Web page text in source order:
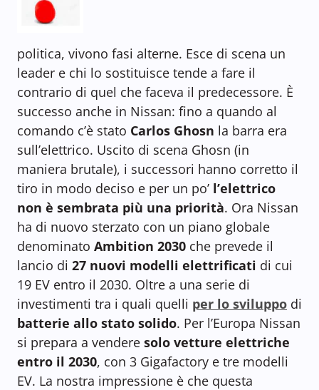
politica, vivono fasi alterne. Esce di scena un
leader e chi lo sostituisce tende a fare il
contrario di quel che faceva il predecessore. È
successo anche in Nissan: fino a quando al
comando c’è stato Carlos Ghosn la barra era
sull’elettrico. Uscito di scena Ghosn (in
maniera brutale), i successori hanno corretto il
tiro in modo deciso e per un po’ l’elettrico
non è sembrata più una priorità. Ora Nissan
ha di nuovo sterzato con un piano globale
denominato Ambition 2030 che prevede il
lancio di 27 nuovi modelli elettrificati di cui
19 EV entro il 2030. Oltre a una serie di
investimenti tra i quali quelli per lo sviluppo di
batterie allo stato solido. Per l’Europa Nissan
si prepara a vendere solo vetture elettriche
entro il 2030, con 3 Gigafactory e tre modelli
EV. La nostra impressione è che questa